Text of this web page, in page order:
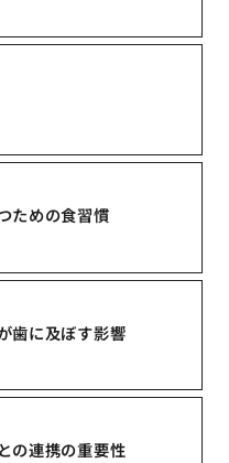
ための食習慣
歯に及ぼす影響
の連携の重要性